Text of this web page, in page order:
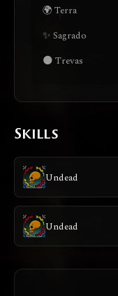
🌍 Terra
✨ Sagrado
🌑 Trevas
Skills
Undead
Undead